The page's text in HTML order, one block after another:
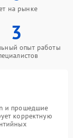
на рынке
3
опыт работы
и прошедшие
корректную